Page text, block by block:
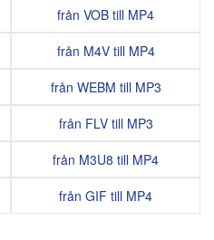
från VOB till MP4
från M4V till MP4
från WEBM till MP3
från FLV till MP3
från M3U8 till MP4
från GIF till MP4